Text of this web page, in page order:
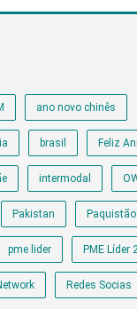
ano novo chinês
brasil Feliz
intermodal
Pakistan Paquistão
pme lider PME Líder
Redes Socias